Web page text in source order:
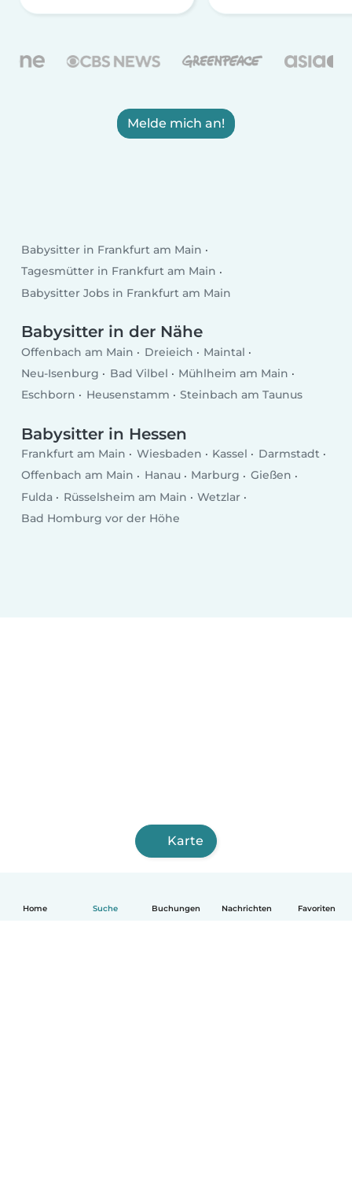
Home Suche Buchungen Nachrichten Favoriten
Melde mich an!
Babysitter in Frankfurt am Main
Tagesmütter in Frankfurt am Main
Babysitter Jobs in Frankfurt am Main
Babysitter in der Nähe
Offenbach am Main Dreieich
Maintal
Neu-Isenburg
Bad Vilbel
Mühlheim am Main
Eschborn
Heusenstamm Steinbach am Taunus
Babysitter in Hessen
Frankfurt am Main Wiesbaden Kassel
Darmstadt
Offenbach am Main
Hanau Marburg
Gießen
Fulda
Rüsselsheim am Main
Wetzlar
Bad Homburg vor der Höhe
Karte